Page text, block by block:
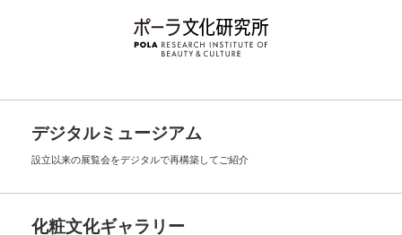
デジタルミュージアム
設立以来の展覧会をデジタルで再構築してご紹介
化粧文化ギャラリー